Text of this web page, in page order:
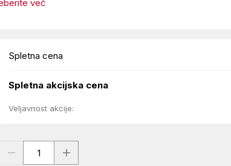
več
Spletna cena
Spletna akcijska cena
Veljavnost akcije: